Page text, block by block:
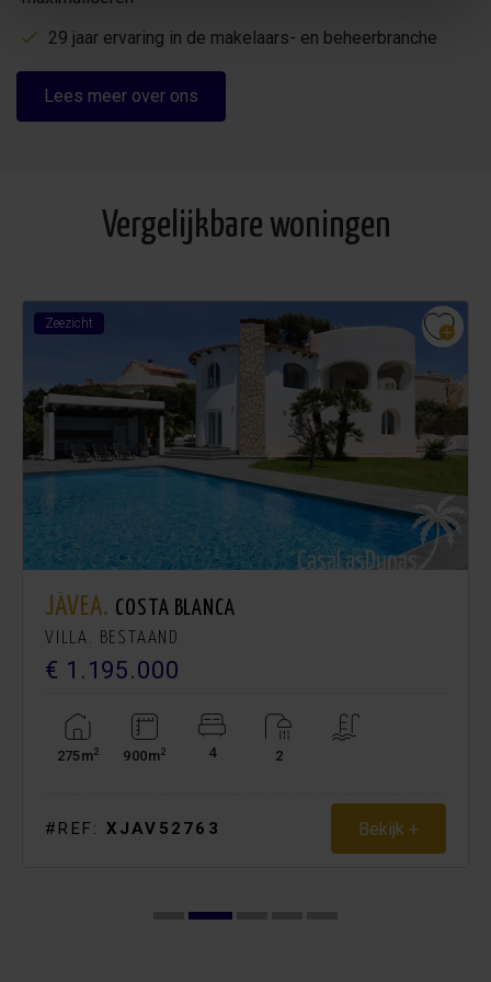
29 jaar ervaring in de makelaars- en beheerbranche
Lees meer over ons
Vergelijkbare woningen
Zeezicht
JÁVEA. COSTA BLANCA
VILLA. BESTAAND
€ 1.195.000
275m2 900m2 4 2
#REF: XJAV52763 Bekijk +